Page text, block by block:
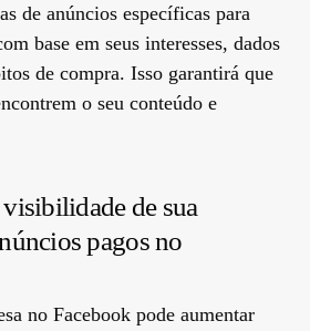
de anúncios específicas para
base em seus interesses, dados
de compra. Isso garantirá que
o seu conteúdo e
de sua
pagos no
no Facebook pode aumentar